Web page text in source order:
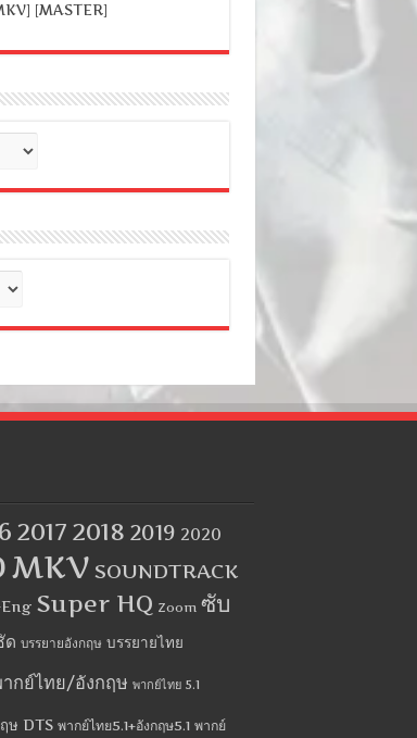
[MASTER]
2017 2018 2019 2020
MKV SOUNDTRACK
Super HQ Zoom ซับ
ด บรรยายอังกฤษ บรรยายไทย
กย์ไทย/อังกฤษ พากย์ไทย 5.1
ษ DTS พากย์ไทย5.1+อังกฤษ5.1 พากย์